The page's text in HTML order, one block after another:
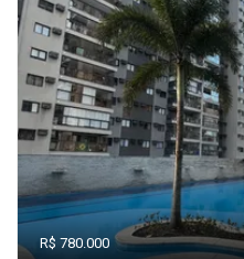
R$ 780.000